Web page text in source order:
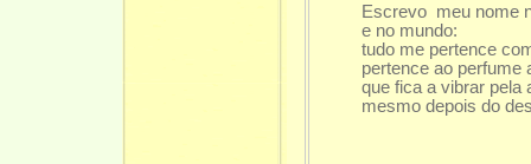
Escrevo meu nome
e no mundo:
tudo me pertence
pertence ao perfume
que fica a vibrar pela
mesmo depois do